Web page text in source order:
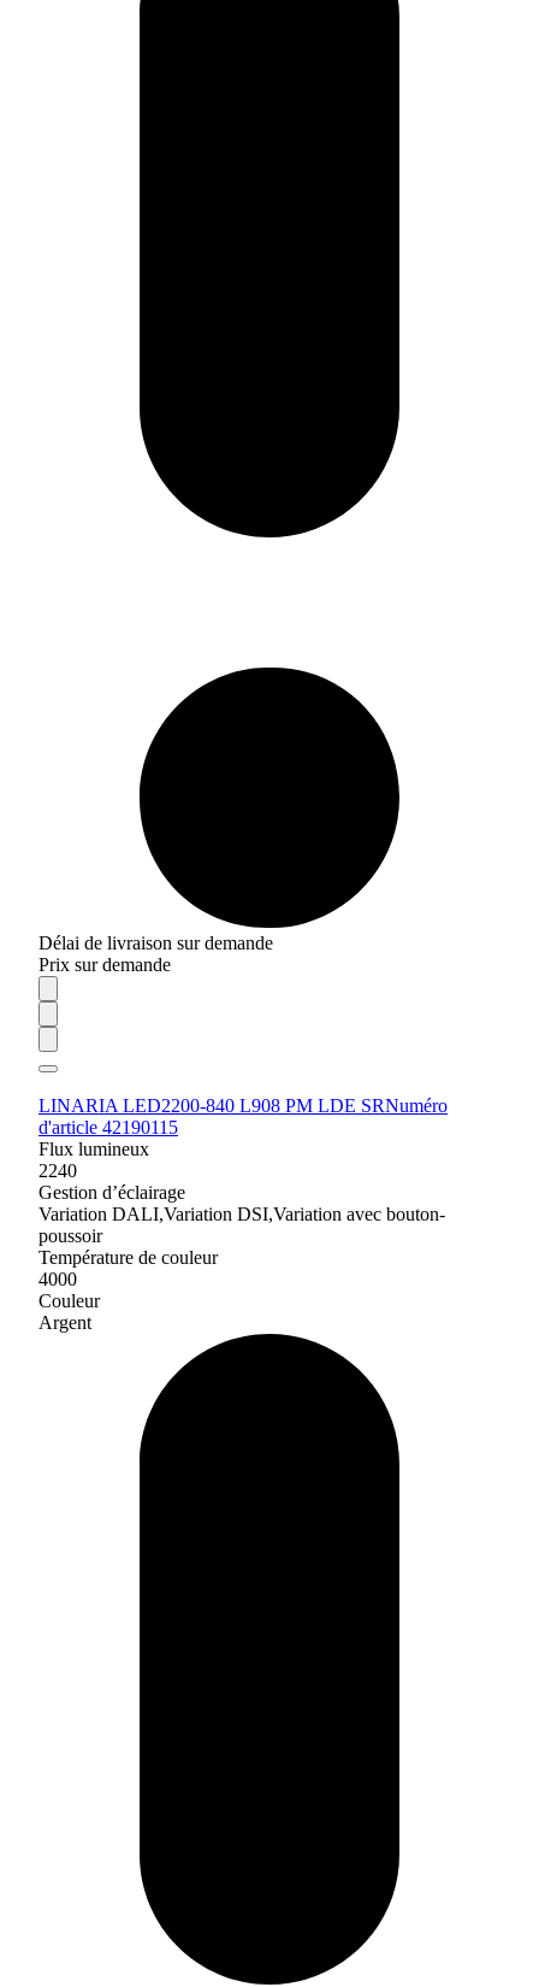
Délai de livraison sur demande
Prix sur demande
LINARIA LED2200-840 L908 PM LDE SRNuméro
d'article 42190115
Flux lumineux
2240
Gestion d’éclairage
Variation DALI,Variation DSI,Variation avec bouton-
poussoir
Température de couleur
4000
Couleur
Argent